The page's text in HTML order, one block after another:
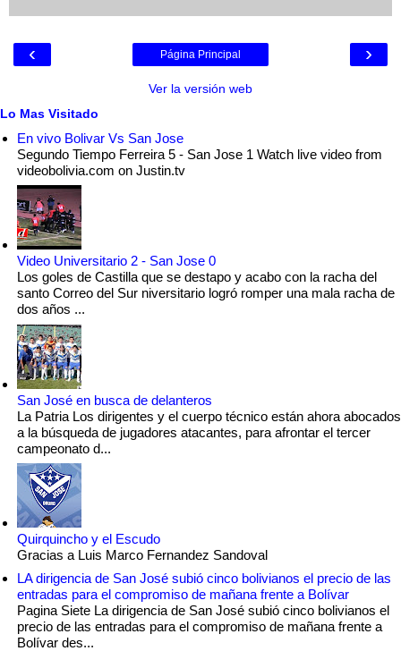
‹ ›
Página Principal
Ver la versión web
Lo Mas Visitado
En vivo Bolivar Vs San Jose
Segundo Tiempo Ferreira 5 - San Jose 1 Watch live video from
videobolivia.com on Justin.tv
Video Universitario 2 - San Jose 0
Los goles de Castilla que se destapo y acabo con la racha del
santo Correo del Sur niversitario logró romper una mala racha de
dos años ...
San José en busca de delanteros
La Patria Los dirigentes y el cuerpo técnico están ahora abocados
a la búsqueda de jugadores atacantes, para afrontar el tercer
campeonato d...
Quirquincho y el Escudo
Gracias a Luis Marco Fernandez Sandoval
LA dirigencia de San José subió cinco bolivianos el precio de las
entradas para el compromiso de mañana frente a Bolívar
Pagina Siete La dirigencia de San José subió cinco bolivianos el
precio de las entradas para el compromiso de mañana frente a
Bolívar des...